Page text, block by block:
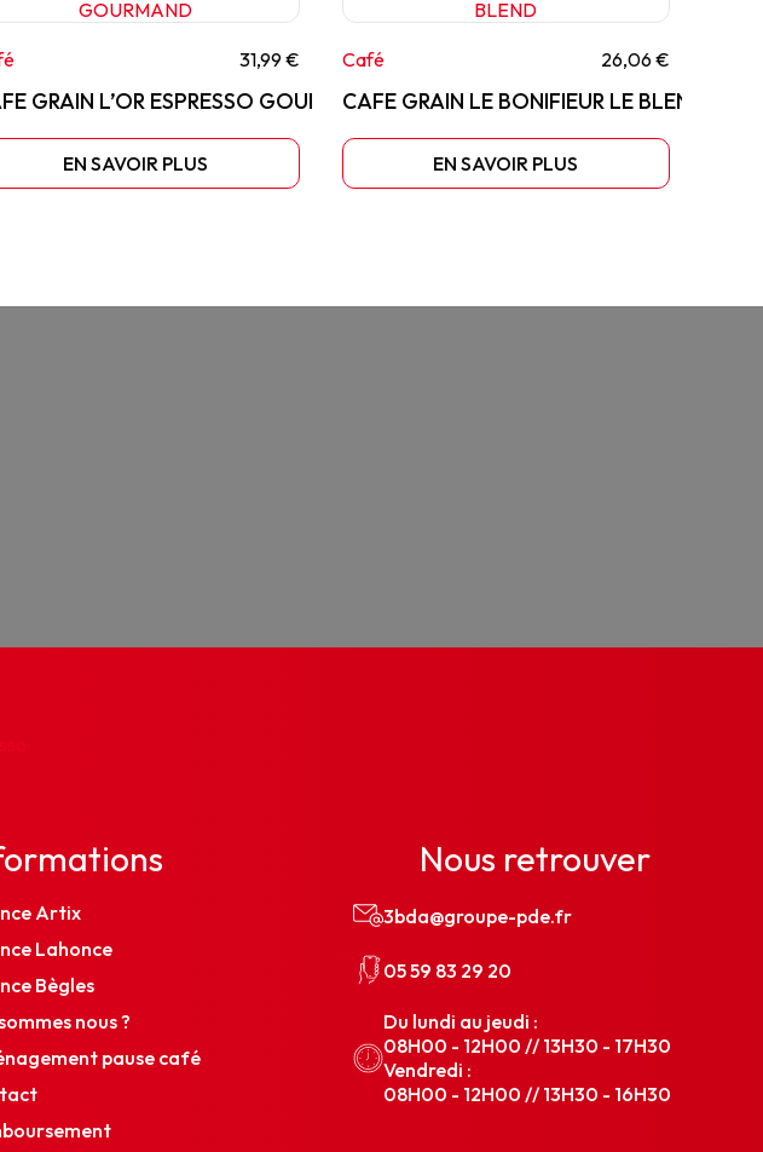
31,99 €
GRAIN L’OR ESPRESSO GOURMAND
EN SAVOIR PLUS
Café 26,06 €
CAFE GRAIN LE BONIFIEUR LE BLEND
EN SAVOIR PLUS
Artix
Lahonce
Bègles
nous ?
pause café
Nous retrouver
3bda@groupe-pde.fr
05 59 83 29 20
Du lundi au jeudi :
08H00 - 12H00 // 13H30 - 17H30
Vendredi :
08H00 - 12H00 // 13H30 - 16H30